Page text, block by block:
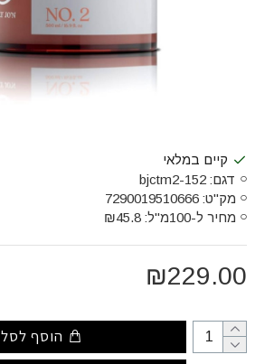
₪229.00
קיים במלאי
דגם: bjctm2-152
מק"ט: 7290019510666
מחיר ל-100מ"ל:
₪45.8
הוסף לסל